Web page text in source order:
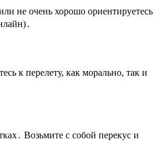
не очень хорошо ориентируетесь
к перелету, как морально, так и
Возьмите с собой перекус и